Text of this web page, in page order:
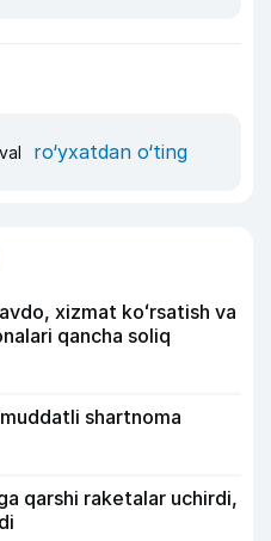
ro‘yxatdan o‘ting
xizmat koʻrsatish va
qancha soliq
shartnoma
qarshi raketalar uchirdi,